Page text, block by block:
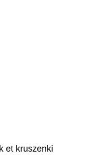
et kruszenki